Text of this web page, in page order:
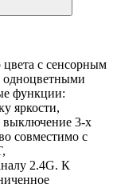
с сенсорным
одноцветными
функции:
яркости,
выключение 3-х
совместимо с
2.4G. К